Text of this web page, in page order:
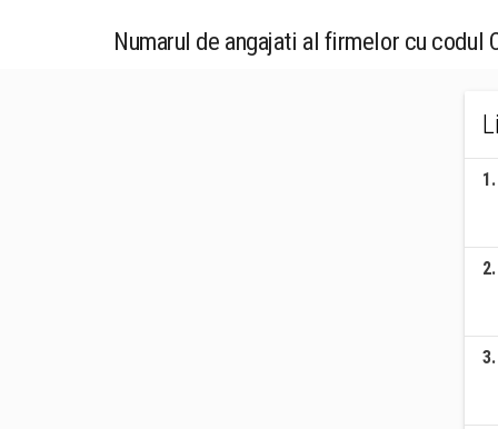
Numarul de angajati al firmelor cu codul
1.
2.
3.